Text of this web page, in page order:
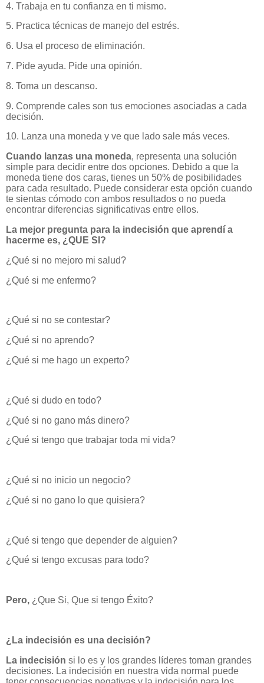
4. Trabaja en tu confianza en ti mismo.
5. Practica técnicas de manejo del estrés.
6. Usa el proceso de eliminación.
7. Pide ayuda. Pide una opinión.
8. Toma un descanso.
9. Comprende cales son tus emociones asociadas a cada
decisión.
10. Lanza una moneda y ve que lado sale más veces.
Cuando lanzas una moneda, representa una solución
simple para decidir entre dos opciones. Debido a que la
moneda tiene dos caras, tienes un 50% de posibilidades
para cada resultado. Puede considerar esta opción cuando
te sientas cómodo con ambos resultados o no pueda
encontrar diferencias significativas entre ellos.
La mejor pregunta para la indecisión que aprendí a
hacerme es, ¿QUE SI?
¿Qué si no mejoro mi salud?
¿Qué si me enfermo?
¿Qué si no se contestar?
¿Qué si no aprendo?
¿Qué si me hago un experto?
¿Qué si dudo en todo?
¿Qué si no gano más dinero?
¿Qué si tengo que trabajar toda mi vida?
¿Qué si no inicio un negocio?
¿Qué si no gano lo que quisiera?
¿Qué si tengo que depender de alguien?
¿Qué si tengo excusas para todo?
Pero, ¿Que Si, Que si tengo Éxito?
¿La indecisión es una decisión?
La indecisión si lo es y los grandes líderes toman grandes
decisiones. La indecisión en nuestra vida normal puede